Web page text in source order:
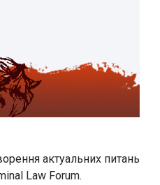
актуальних питань
Law Forum.